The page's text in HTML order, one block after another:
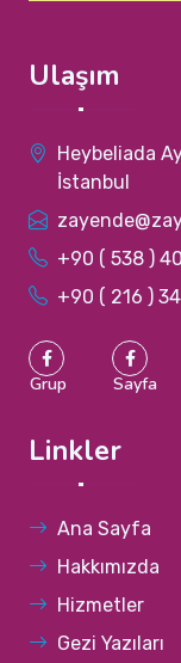
Ulaşım
Heybeliada
İstanbul
+90 ( 538 )
+90 ( 216 )
Grup Sayfa
Linkler
Ana Sayfa
Hakkımızda
Hizmetler
Gezi Yazıları